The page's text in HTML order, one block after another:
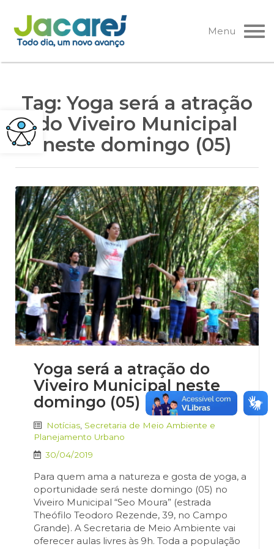
Pular
para
o
Menu
Tag:Yoga será a atração
do Viveiro Municipal
neste domingo (05)
Yoga será a atração do
Viveiro Municipal neste
domingo (05)
Notícias Secretaria de Meio Ambiente e
Planejamento Urbano
30/04/2019
Para quem ama a natureza e gosta de yoga, a
oportunidade será neste domingo (05) no
Viveiro Municipal “Seo Moura” (estrada
Theófilo Teodoro Rezende, 39, no Campo
Grande). A Secretaria de Meio Ambiente vai
oferecer aulas livres às 9h. Toda a população